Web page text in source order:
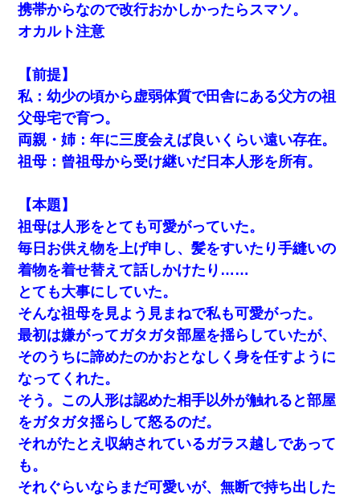
ケーキバイキングにいた単独の50くらいのオッサン、強烈だっ
た。
彼女との行為を録画した結果→衝撃の事実が判明したｗｗｗｗｗ
ｗ
｢昨日はお兄ちゃんと一緒にお風呂に入っちゃった～｣とか毎日兄
の話をしていたA子が事故で亡くなった。→Ａ子のお母さんの話に
驚愕…
最近うちの庭に知らない男の人がしょっちゅう入ってくる。それ
を職場で愚痴ったら、同僚男性が怒鳴りつけてきた。
「パワハラを受けたから思い切って転職した」とSNSで呟いた
ら、速攻でパワハラかました元上司がLINEを送ってきた。
小学生の息子が急に様子がおかしくなった。私「理由を聞いても
『わかんない！』って怒鳴り付けてくるし、困っってる」旦那
「話してみるよ」→ 後日・・・
嫁の妹（26歳）がずっとウチに泊まりに来た結果→俺がヤバイｗ
ｗｗｗｗｗｗｗ
ワイアラサー主婦、昨晩久しぶりに夫と致した結果ｗｗｗｗｗ
私（23）冗談のつもりで上司（27）に胸を揉ませた結果・・・
携帯からなので改行おかしかったらスマソ。
オカルト注意
【前提】
私：幼少の頃から虚弱体質で田舎にある父方の祖
父母宅で育つ。
両親・姉：年に三度会えば良いくらい遠い存在。
祖母：曾祖母から受け継いだ日本人形を所有。
【本題】
祖母は人形をとても可愛がっていた。
毎日お供え物を上げ申し、髪をすいたり手縫いの
着物を着せ替えて話しかけたり……
とても大事にしていた。
そんな祖母を見よう見まねで私も可愛がった。
最初は嫌がってガタガタ部屋を揺らしていたが、
そのうちに諦めたのかおとなしく身を任すように
なってくれた。
そう。この人形は認めた相手以外が触れると部屋
をガタガタ揺らして怒るのだ。
それがたとえ収納されているガラス越しであって
も。
それぐらいならまだ可愛いが、無断で持ち出した